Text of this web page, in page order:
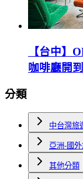
【台中】
咖啡廳開
分類
中台灣旅
亞洲-國
其他分類